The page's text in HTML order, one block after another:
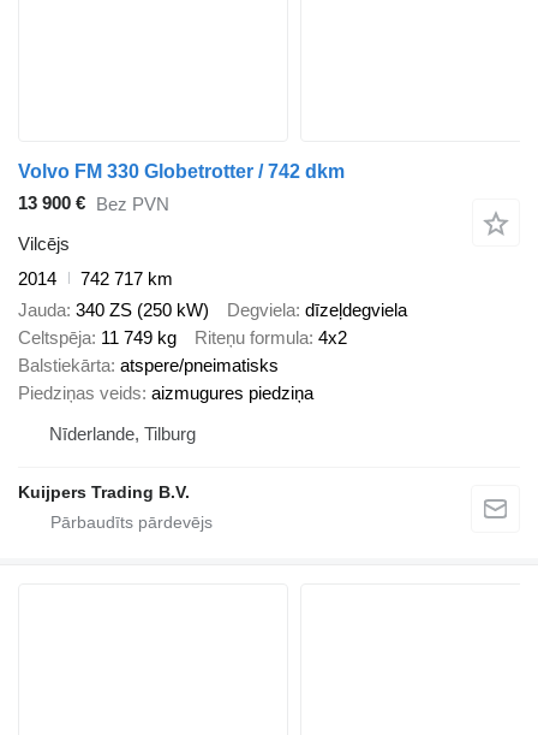
Volvo FM 330 Globetrotter / 742 dkm
13 900 € Bez PVN
Vilcējs
2014
742 717 km
Jauda 340 ZS (250 kW) Degviela dīzeļdegviela
Celtspēja 11 749 kg Riteņu formula 4x2
Balstiekārta atspere/pneimatisks
Piedziņas veids aizmugures piedziņa
Nīderlande, Tilburg
Kuijpers Trading B.V.